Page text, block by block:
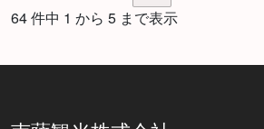
64 件中 1 から 5 まで表示